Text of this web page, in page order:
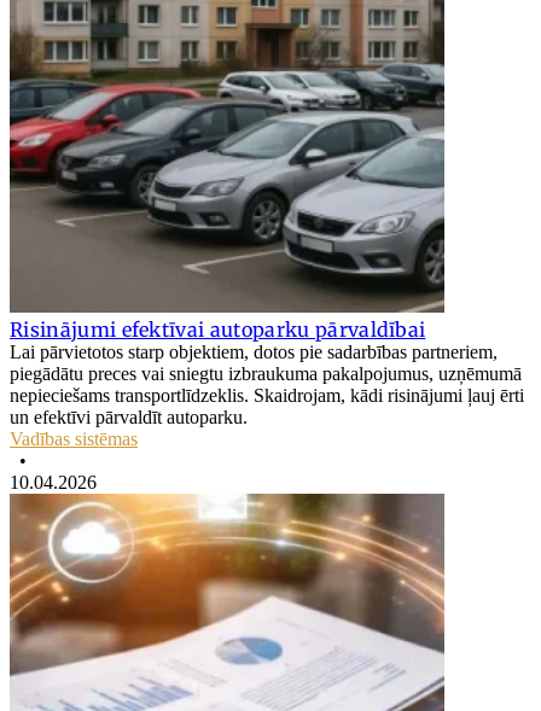
Risinājumi efektīvai autoparku pārvaldībai
Lai pārvietotos starp objektiem, dotos pie sadarbības partneriem,
piegādātu preces vai sniegtu izbraukuma pakalpojumus, uzņēmumā
nepieciešams transportlīdzeklis. Skaidrojam, kādi risinājumi ļauj ērti
un efektīvi pārvaldīt autoparku.
Vadības sistēmas
•
10.04.2026